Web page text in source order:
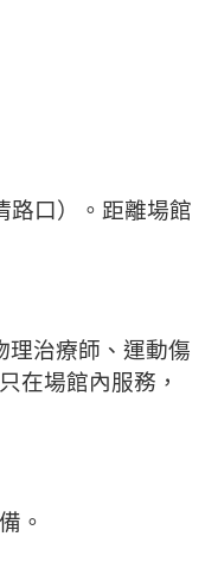
路口）。距離場館
理治療師、運動傷
在場館內服務，
。